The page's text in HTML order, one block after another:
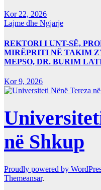
Kor 22, 2026
Lajme dhe Ngjarje
REKTORI I UNT-SË,
MIRËPRITI NË TAKIM
MEPSO, DR. BURIM
Kor 9, 2026
në Shkup
Proudly powered by
Themeansar.